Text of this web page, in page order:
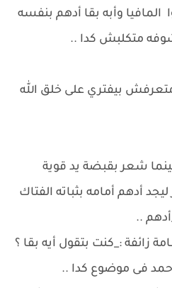
المافيا وأبه بقا أدهم بنفسه
متكلبش كدا ..
بيفتري على خلق الله
شعر بقبضة يد قوية
أدهم أمامه بثباته الفتاك
..
زائفة :_كنت بتقول أيه بقا ؟
فى موضوع كدا ..